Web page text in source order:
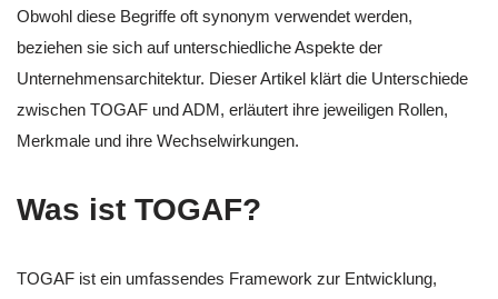
Obwohl diese Begriffe oft synonym verwendet werden,
beziehen sie sich auf unterschiedliche Aspekte der
Unternehmensarchitektur. Dieser Artikel klärt die Unterschiede
zwischen TOGAF und ADM, erläutert ihre jeweiligen Rollen,
Merkmale und ihre Wechselwirkungen.
Was ist TOGAF?
TOGAF ist ein umfassendes Framework zur Entwicklung,